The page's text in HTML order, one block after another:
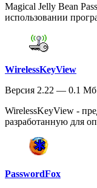
Magical Jelly Bean
использовании
WirelessKeyView
Версия 2.22 — 0.1 Мб
WirelessKeyView -
разработанную для
PasswordFox